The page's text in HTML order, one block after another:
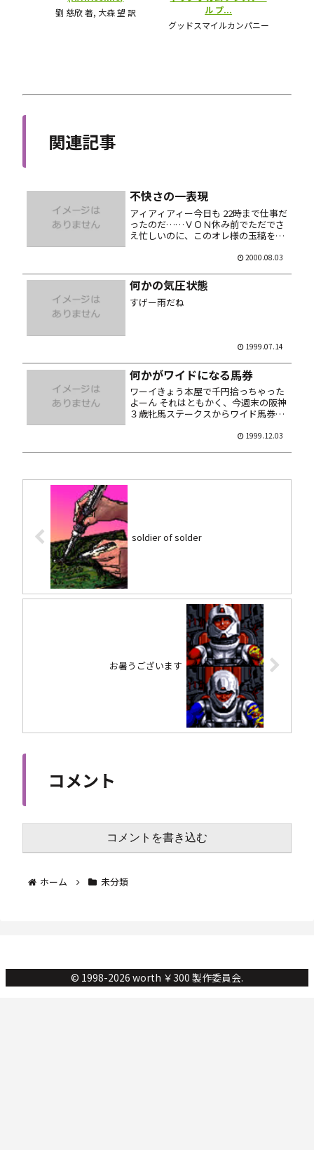
関連記事
不快さの一表現
アィアィアィー今日も 22時まで仕事だ
ったのだ……ＶＯＮ休み前でただでさ
え忙しいのに、このオレ様の玉稿を失
Illustrator 9 もインストールする暇す
事故で止まって...
2000.08.03
何かの気圧状態
すげー雨だね
1999.07.14
何かがワイドになる馬券
ワーイきょう本屋で千円拾っちゃった
よーん それはともかく、今週末の阪神
３歳牝馬ステークスからワイド馬券が
い事を祈るばかり……まぁ初モノだか
1999.12.03
soldier of solder
お暑うございます
コメント
コメントを書き込む
ホーム 未分類
© 1998-2026 worth ￥300 製作委員会.